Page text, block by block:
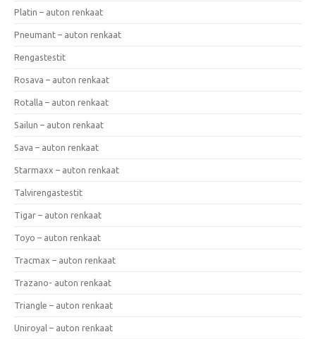
Platin – auton renkaat
Pneumant – auton renkaat
Rengastestit
Rosava – auton renkaat
Rotalla – auton renkaat
Sailun – auton renkaat
Sava – auton renkaat
Starmaxx – auton renkaat
Talvirengastestit
Tigar – auton renkaat
Toyo – auton renkaat
Tracmax – auton renkaat
Trazano- auton renkaat
Triangle – auton renkaat
Uniroyal – auton renkaat